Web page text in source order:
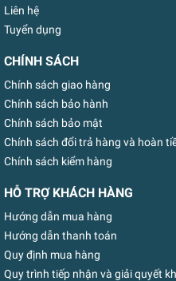
Liên hệ
Tuyển dụng
CHÍNH SÁCH
Chính sách giao hàng
Chính sách bảo hành
Chính sách bảo mật
Chính sách đổi trả hàng và hoàn
Chính sách kiểm hàng
HỖ TRỢ KHÁCH HÀNG
Hướng dẫn mua hàng
Hướng dẫn thanh toán
Quy định mua hàng
Quy trình tiếp nhận và giải quyết